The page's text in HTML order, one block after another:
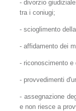
- divorzio
tra i coniugi;
- scioglimento
- affidamento dei
- riconoscimento e
- provvedimenti
- assegnazione
e non riesce a